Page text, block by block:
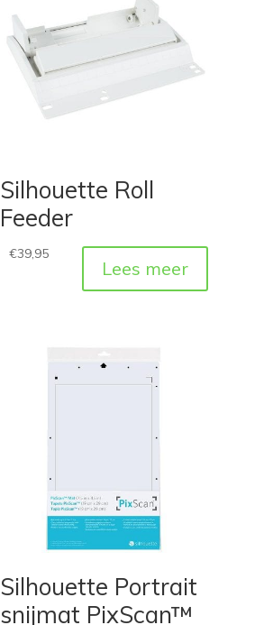
Silhouette Roll
Feeder
€39,95
Lees meer
Silhouette Portrait
snijmat PixScan™